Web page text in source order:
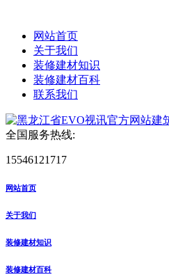
网站首页
关于我们
装修建材知识
装修建材百科
联系我们
全国服务热线:
15546121717
网站首页
关于我们
装修建材知识
装修建材百科